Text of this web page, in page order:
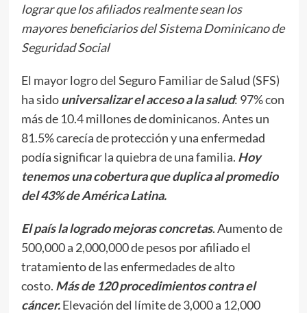
lograr que los afiliados realmente sean los
mayores beneficiarios del Sistema Dominicano de
Seguridad Social
El mayor logro del Seguro Familiar de Salud (SFS)
ha sidouniversalizar el acceso a la salud: 97% con
más de 10.4 millones de dominicanos. Antes un
81.5% carecía de protección y una enfermedad
podía significar la quiebra de una familia. Hoy
tenemos una cobertura que duplica al promedio
del 43% de América Latina.
El país la logrado mejoras concretas. Aumento de
500,000 a 2,000,000 de pesos por afiliado el
tratamiento de las enfermedades de alto
costo. Más de 120 procedimientos contra el
cáncer.Elevación del límite de 3,000 a 12,000